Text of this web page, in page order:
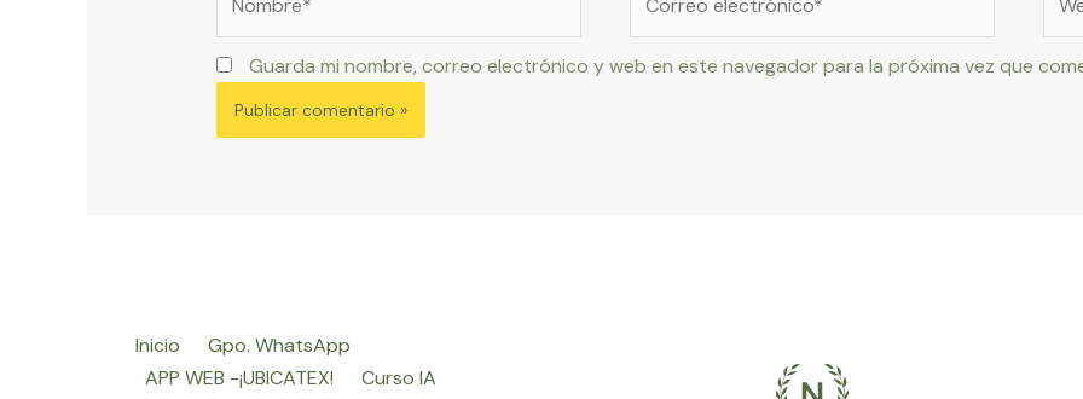
electrónico*
Guarda mi nombre, correo electrónico y web en este navegador para la próxima vez que
Inicio
Gpo. WhatsApp
APP WEB -¡UBICATEX!
Curso IA